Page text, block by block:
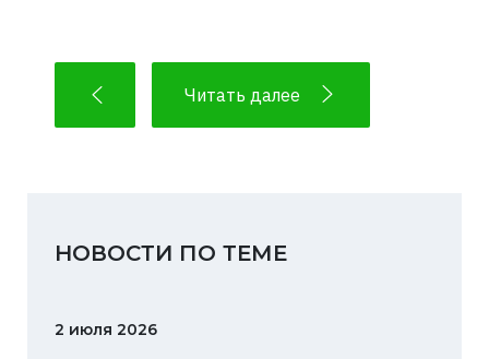
Читать далее
НОВОСТИ ПО ТЕМЕ
2 июля 2026